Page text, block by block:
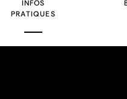
INFOS
PRATIQUES